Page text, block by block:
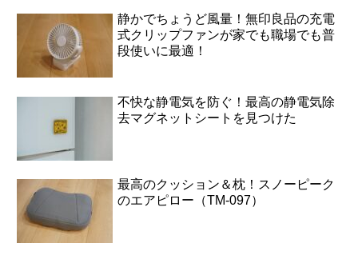
静かでちょうど風量！無印良品の充電
式クリップファンが家でも職場でも普
段使いに最適！
不快な静電気を防ぐ！最高の静電気除
去マグネットシートを見つけた
最高のクッション＆枕！スノーピーク
のエアピロー（TM-097）